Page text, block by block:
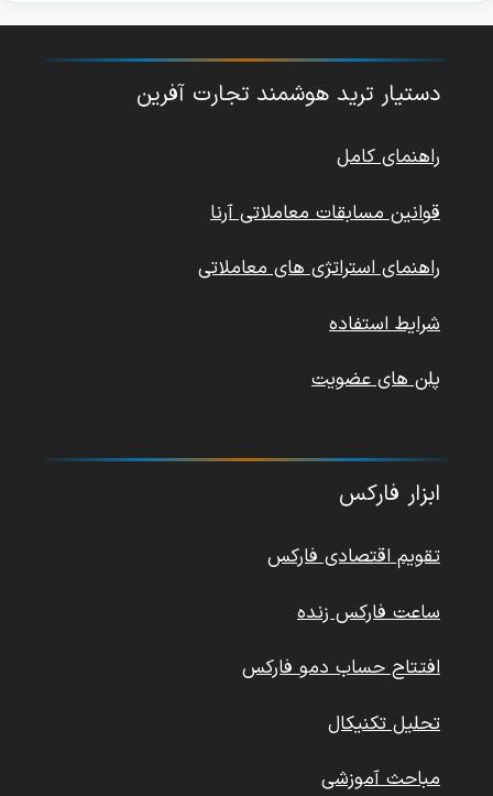
دستیار ترید هوشمند تجارت آفرین
راهنمای کامل
قوانین مسابقات معاملاتی آرنا
راهنمای استراتژی های معاملاتی
شرایط استفاده
پلن های عضویت
ابزار فارکس
تقویم اقتصادی فارکس
ساعت فارکس زنده
افتتاح حساب دمو فارکس
تحلیل تکنیکال
مباحث آموزشی